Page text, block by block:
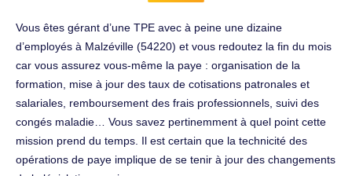
Vous êtes gérant d’une TPE avec à peine une dizaine
d’employés à Malzéville (54220) et vous redoutez la fin du mois
car vous assurez vous-même la paye : organisation de la
formation, mise à jour des taux de cotisations patronales et
salariales, remboursement des frais professionnels, suivi des
congés maladie… Vous savez pertinemment à quel point cette
mission prend du temps. Il est certain que la technicité des
opérations de paye implique de se tenir à jour des changements